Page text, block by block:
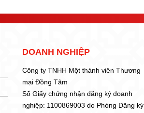
DOANH NGHIỆP
Công ty TNHH Một thành viên Thương
mại Đồng Tâm
Số Giấy chứng nhận đăng ký doanh
nghiệp: 1100869003 do Phòng Đăng ký